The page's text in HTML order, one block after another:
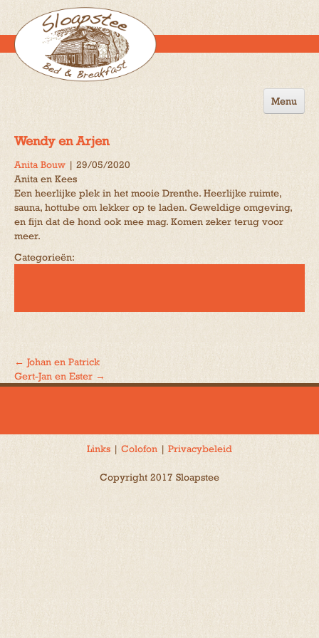
Menu
Activiteiten
Wendy en Arjen
Anita Bouw | 29/05/2020
Anita en Kees
Een heerlijke plek in het mooie Drenthe. Heerlijke ruimte,
sauna, hottube om lekker op te laden. Geweldige omgeving,
en fijn dat de hond ook mee mag. Komen zeker terug voor
meer.
Categorieën:
Bericht
← Johan en Patrick
Gert-Jan en Ester →
Links | Colofon | Privacybeleid
Copyright 2017 Sloapstee